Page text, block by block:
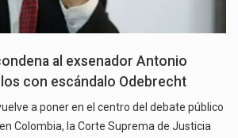
al exsenador Antonio
con escándalo Odebrecht
a poner en el centro del debate público
Colombia, la Corte Suprema de Justicia